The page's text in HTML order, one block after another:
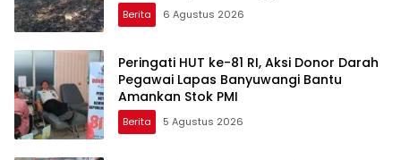
Berita 6 Agustus 2026
Peringati HUT ke-81 RI, Aksi Donor Darah
Pegawai Lapas Banyuwangi Bantu
Amankan Stok PMI
Berita 5 Agustus 2026